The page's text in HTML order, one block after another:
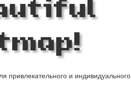
привлекательного и индивидуального